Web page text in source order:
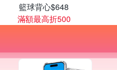
籃球背心$648
滿額最高折500